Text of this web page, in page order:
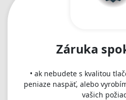
Záruka
• ak nebudete s kvalitou
peniaze naspäť, alebo
vašich